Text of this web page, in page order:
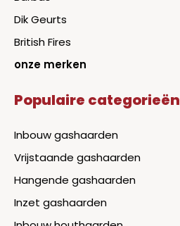
Dik Geurts
British Fires
onze merken
Populaire categorieën
Inbouw gashaarden
Vrijstaande gashaarden
Hangende gashaarden
Inzet gashaarden